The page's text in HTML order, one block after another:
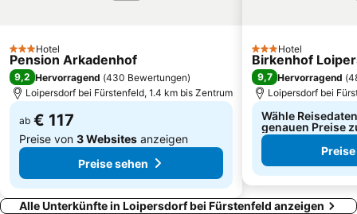
3 Sterne
Hotel
Pension Arkadenhof
9,2 Hervorragend (430 Bewertungen)
Loipersdorf bei Fürstenfeld, 1.4 km bis Zentrum
ab € 117
Preise von 3 Websites anzeigen
Preise sehen
3 Sterne
Hotel
Birkenhof
9,7 Hervorragend (
Loipersdorf bei
Wähle
genauen Preise
Alle Unterkünfte in Loipersdorf bei Fürstenfeld anzeigen